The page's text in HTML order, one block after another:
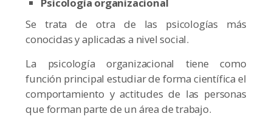
Psicología organizacional
Se trata de otra de las psicologías más
conocidas y aplicadas a nivel social.
La psicología organizacional tiene como
función principal estudiar de forma científica el
comportamiento y actitudes de las personas
que forman parte de un área de trabajo.